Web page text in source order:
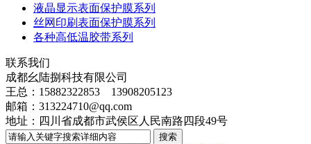
液晶显示表面保护膜系列
丝网印刷表面保护膜系列
各种高低温胶带系列
联系我们
成都幺陆捌科技有限公司
王总：15882322853 13908205123
邮箱：313224710@qq.com
地址：四川省成都市武侯区人民南路四段49号